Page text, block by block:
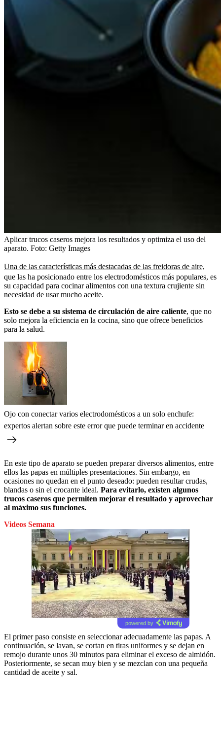
Aplicar trucos caseros mejora los resultados y optimiza el uso del
aparato. Foto: Getty Images
Una de las características más destacadas de las freidoras de aire,
que las ha posicionado entre los electrodomésticos más populares, es
su capacidad para cocinar alimentos con una textura crujiente sin
necesidad de usar mucho aceite.
Esto se debe a su sistema de circulación de aire caliente, que no
solo mejora la eficiencia en la cocina, sino que ofrece beneficios
para la salud.
Ojo con conectar varios electrodomésticos a un solo enchufe:
expertos alertan sobre este error que puede terminar en accidente
En este tipo de aparato se pueden preparar diversos alimentos, entre
ellos las papas en múltiples presentaciones. Sin embargo, en
ocasiones no quedan en el punto deseado: pueden resultar crudas,
blandas o sin el crocante ideal. Para evitarlo, existen algunos
trucos caseros que permiten mejorar el resultado y aprovechar
al máximo sus funciones.
Videos Semana
powered by
El primer paso consiste en seleccionar adecuadamente las papas. A
continuación, se lavan, se cortan en tiras uniformes y se dejan en
remojo durante unos 30 minutos para eliminar el exceso de almidón.
Posteriormente, se secan muy bien y se mezclan con una pequeña
cantidad de aceite y sal.